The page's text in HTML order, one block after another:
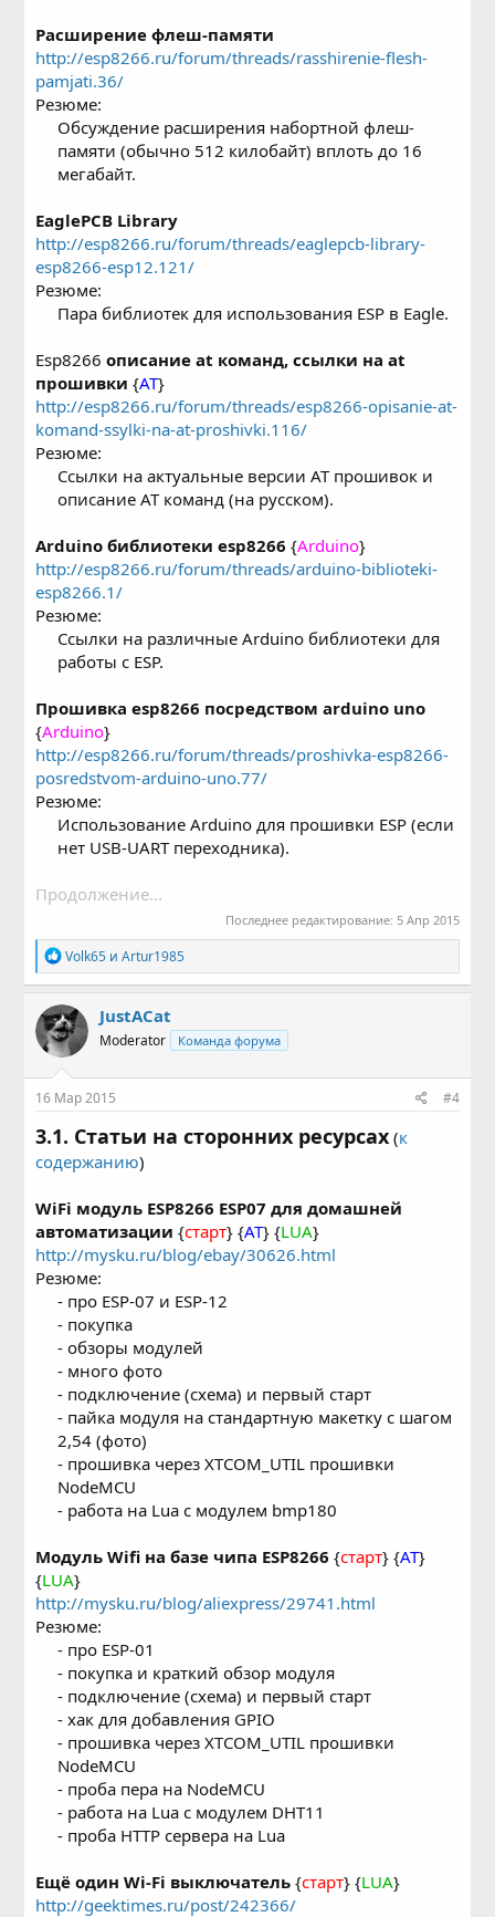
Расширение флеш-памяти
http://esp8266.ru/forum/threads/rasshirenie-flesh-
pamjati.36/
Резюме:
Обсуждение расширения набортной флеш-
памяти (обычно 512 килобайт) вплоть до 16
мегабайт.​
EaglePCB Library
http://esp8266.ru/forum/threads/eaglepcb-library-
esp8266-esp12.121/
Резюме:
Пара библиотек для использования ESP в Eagle.​
Esp8266описание at команд, ссылки на at
прошивки {AT}
http://esp8266.ru/forum/threads/esp8266-opisanie-at-
komand-ssylki-na-at-proshivki.116/
Резюме:
Ссылки на актуальные версии AT прошивок и
описание AT команд (на русском).​
Arduino библиотеки esp8266 {Arduino}
http://esp8266.ru/forum/threads/arduino-biblioteki-
esp8266.1/
Резюме:
Ссылки на различные Arduino библиотеки для
работы с ESP.​
Прошивка esp8266 посредством arduino uno
{Arduino}
http://esp8266.ru/forum/threads/proshivka-esp8266-
posredstvom-arduino-uno.77/
Резюме:
Использование Arduino для прошивки ESP (если
нет USB-UART переходника).​
Продолжение...
Последнее редактирование: 5 Апр 2015
Р
е
а
к
ц
и
и
:
Volk65 иArtur1985
JustACat
Moderator Команда форума
16 Мар 2015 #4
3.1. Статьи на сторонних ресурсах (к
содержанию)
WiFi модуль ESP8266 ESP07 для домашней
автоматизации {старт} {AT} {LUA}
http://mysku.ru/blog/ebay/30626.html
Резюме:
- про ESP-07 и ESP-12
- покупка
- обзоры модулей
- много фото
- подключение (схема) и первый старт
- пайка модуля на стандартную макетку с шагом
2,54 (фото)
- прошивка через XTCOM_UTIL прошивки
NodeMCU
- работа на Lua с модулем bmp180​
Модуль Wifi на базе чипа ESP8266 {старт} {AT}
{LUA}
http://mysku.ru/blog/aliexpress/29741.html
Резюме:
- про ESP-01
- покупка и краткий обзор модуля
- подключение (схема) и первый старт
- хак для добавления GPIO
- прошивка через XTCOM_UTIL прошивки
NodeMCU
- проба пера на NodeMCU
- работа на Lua с модулем DHT11
- проба HTTP сервера на Lua​
Ещё один Wi-Fi выключатель {старт} {LUA}
http://geektimes.ru/post/242366/